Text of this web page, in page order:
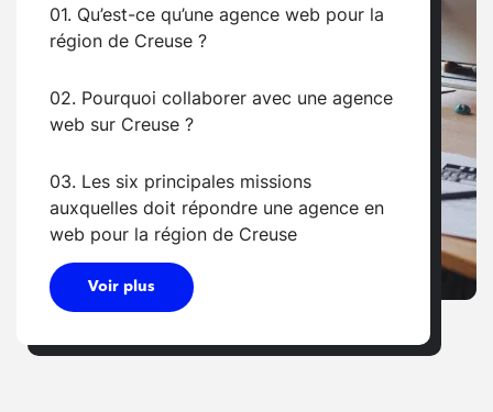
01. Qu’est-ce qu’une agence web pour la
région de Creuse ?
02. Pourquoi collaborer avec une agence
web sur Creuse ?
03. Les six principales missions
auxquelles doit répondre une agence en
web pour la région de Creuse
Voir plus